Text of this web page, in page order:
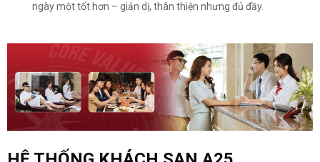
ngày một tốt hơn – giản dị, thân thiện nhưng đủ đầy.